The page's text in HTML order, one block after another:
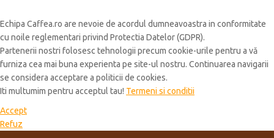
Echipa Caffea.ro are nevoie de acordul dumneavoastra in conformitate
cu noile reglementari privind Protectia Datelor (GDPR).
Partenerii nostri folosesc tehnologii precum cookie-urile pentru a vă
furniza cea mai buna experienta pe site-ul nostru. Continuarea navigarii
se considera acceptare a politicii de cookies.
Iti multumim pentru acceptul tau! Termeni si conditii
Accept
Refuz